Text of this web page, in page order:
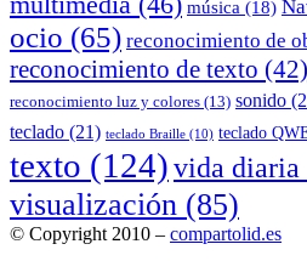
música (18)
ocio (65) reconocimiento de
reconocimiento de texto (42)
reconocimiento luz y colores (13) sonido
teclado (21) teclado Braille (10) teclado
texto (124)vida diaria
visualización (85)
© Copyright 2010 – compartolid.es